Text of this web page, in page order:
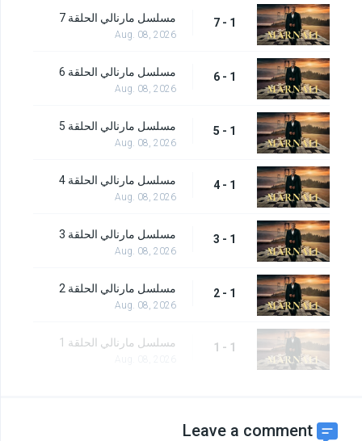
1 - 7 مسلسل مارنالي الحلقة 7
Aug. 08, 2026
1 - 6 مسلسل مارنالي الحلقة 6
Aug. 08, 2026
1 - 5 مسلسل مارنالي الحلقة 5
Aug. 08, 2026
1 - 4 مسلسل مارنالي الحلقة 4
Aug. 08, 2026
1 - 3 مسلسل مارنالي الحلقة 3
Aug. 08, 2026
1 - 2 مسلسل مارنالي الحلقة 2
Aug. 08, 2026
1 - 1 مسلسل مارنالي الحلقة 1
Leave a comment